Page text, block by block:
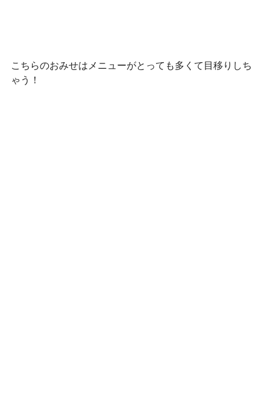
こちらのおみせはメニューがとっても多くて目移りしち
ゃう！